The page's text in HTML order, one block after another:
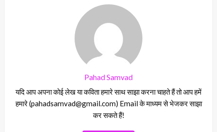
Pahad Samvad
यदि आप अपना कोई लेख या कविता हमारे साथ साझा करना चाहते हैं तो आप हमें
हमारे (pahadsamvad@gmail.com) Email के माध्यम से भेजकर साझा
कर सकते हैं!